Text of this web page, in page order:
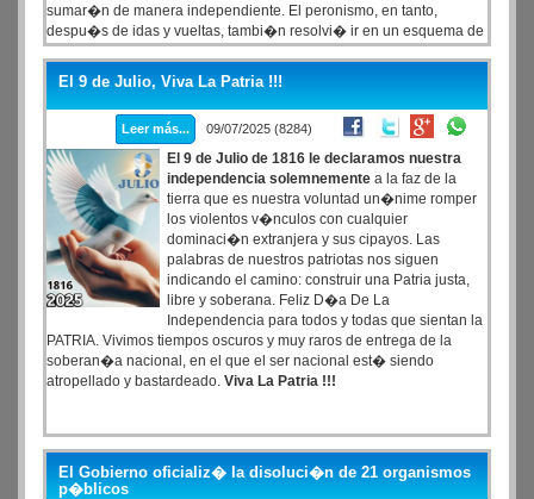
sumar�n de manera independiente. El peronismo, en tanto,
despu�s de idas y vueltas, tambi�n resolvi� ir en un esquema de
unidad bajo el sello: "Fuerza Patria"
El 9 de Julio, Viva La Patria !!!
Leer más... 09/07/2025 (8284)
El 9 de Julio de 1816 le declaramos nuestra
independencia solemnemente a la faz de la
tierra que es nuestra voluntad un�nime romper
los violentos v�nculos con cualquier
dominaci�n extranjera y sus cipayos. Las
palabras de nuestros patriotas nos siguen
indicando el camino: construir una Patria justa,
libre y soberana. Feliz D�a De La
Independencia para todos y todas que sientan la
PATRIA. Vivimos tiempos oscuros y muy raros de entrega de la
soberan�a nacional, en el que el ser nacional est� siendo
atropellado y bastardeado. Viva La Patria !!!
El Gobierno oficializ� la disoluci�n de 21 organismos
p�blicos